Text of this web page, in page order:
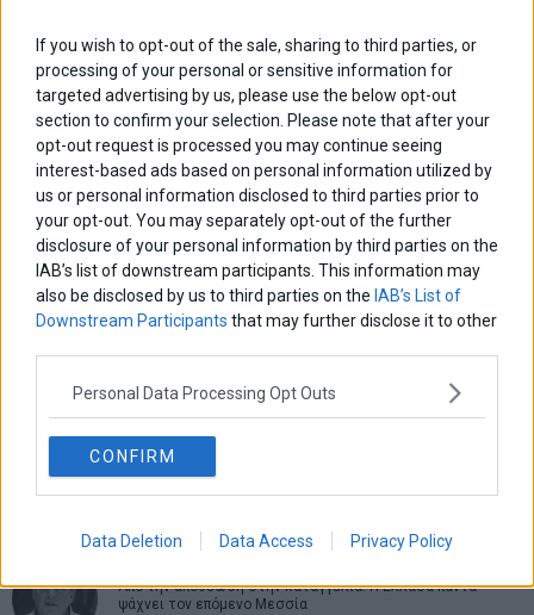
If you wish to opt-out of the sale, sharing to third parties, or
processing of your personal or sensitive information for
targeted advertising by us, please use the below opt-out
section to confirm your selection. Please note that after your
opt-out request is processed you may continue seeing
interest-based ads based on personal information utilized by
us or personal information disclosed to third parties prior to
your opt-out. You may separately opt-out of the further
disclosure of your personal information by third parties on the
IAB’s list of downstream participants. This information may
also be disclosed by us to third parties on the IAB’s List of
Downstream Participants that may further disclose it to other
Personal Data Processing Opt Outs
CONFIRM
Data Deletion Data Access Privacy Policy
ΑΡΘΡΟΓΡΑΦΟΙ
Ελευθερία Κούρταλη
Οι «τιμωροί» των ομολόγων επέστρεψαν
Σταματίνα Σταματάκου
Η βία κατά των ζώων δεν αντέχει βολικές ερμηνείες
Από την αποθέωση στην καταγγελία: Η Ελλάδα πάντα
ψάχνει τον επόμενο Μεσσία